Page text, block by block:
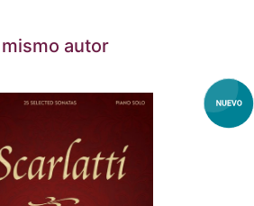
autor